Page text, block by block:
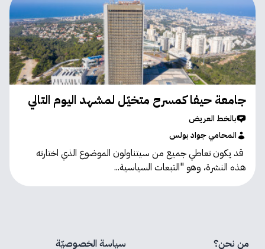
جامعة حيفا كمسرح متخيّل لمشهد اليوم التالي
بالخط العريض
المحامي جواد بولس
قد يكون تعاطي جميع من سيتناولون الموضوع الذي اختارته
هذه النشرة، وهو "التبعات السياسية...
من نحن؟ سياسة الخصوصيّة